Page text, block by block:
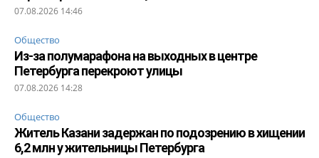
07.08.2026 14:46
Общество
Из-за полумарафона на выходных в центре
Петербурга перекроют улицы
07.08.2026 14:28
Общество
Житель Казани задержан по подозрению в хищении
6,2 млн у жительницы Петербурга